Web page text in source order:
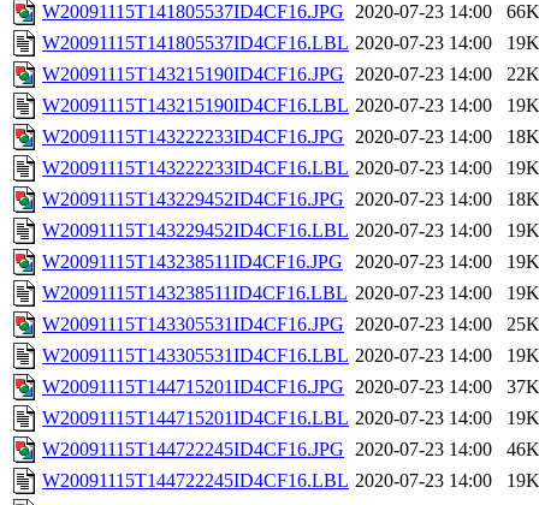
W20091115T141805537ID4CF16.JPG 2020-07-23 14:00
66K
W20091115T141805537ID4CF16.LBL 2020-07-23 14:00
19K
W20091115T143215190ID4CF16.JPG 2020-07-23 14:00
22K
W20091115T143215190ID4CF16.LBL 2020-07-23 14:00
19K
W20091115T143222233ID4CF16.JPG 2020-07-23 14:00
18K
W20091115T143222233ID4CF16.LBL 2020-07-23 14:00
19K
W20091115T143229452ID4CF16.JPG 2020-07-23 14:00
18K
W20091115T143229452ID4CF16.LBL 2020-07-23 14:00
19K
W20091115T143238511ID4CF16.JPG
2020-07-23 14:00
19K
W20091115T143238511ID4CF16.LBL 2020-07-23 14:00
19K
W20091115T143305531ID4CF16.JPG 2020-07-23 14:00
25K
W20091115T143305531ID4CF16.LBL 2020-07-23 14:00
19K
W20091115T144715201ID4CF16.JPG 2020-07-23 14:00
37K
W20091115T144715201ID4CF16.LBL 2020-07-23 14:00
19K
W20091115T144722245ID4CF16.JPG 2020-07-23 14:00
46K
W20091115T144722245ID4CF16.LBL 2020-07-23 14:00
19K